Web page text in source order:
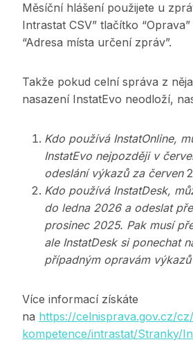
Měsíční hlášení použijete u
Intrastat CSV” tlačítko
“Adresa místa určení zpráv”.
Takže pokud celní správa z
nasazení InstatEvo neodloží,
Kdo používá InstatOnline,
InstatEvo nejpozději v
odeslání výkazů za červen
Kdo používá InstatDesk,
do ledna 2026 a odeslat
prosinec 2025. Pak musí
ale InstatDesk si ponechat
případným opravám
Více informací získáte
na https://celnisprava.gov.cz/
kompetence/intrastat/Stranky/